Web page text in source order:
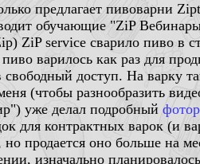
предлагает пивоварни
обучающие "ZiP
ZiP service cварило пиво в
варилось как раз для
доступ. На варку
(чтобы разнообразить
уже делал подробный
для контрактных варок (и
продается оно больше на
изначально